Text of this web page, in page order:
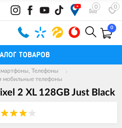
0 0
0
ТОВАРОВ
Телефоны
мобильные телефоны
2 XL 128GB Just Black